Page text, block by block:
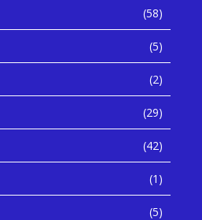
(58)
(5)
(2)
(29)
(42)
(1)
(5)